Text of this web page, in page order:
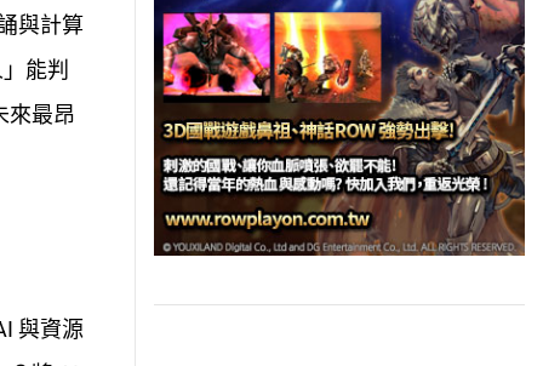
與計算
能判
來最昂
與資源